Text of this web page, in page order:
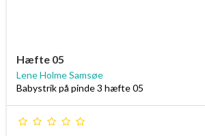
Hæfte 05
Lene Holme Samsøe
Babystrik på pinde 3 hæfte 05